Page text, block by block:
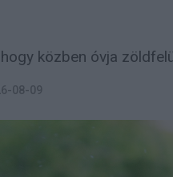
közben óvja
08-09